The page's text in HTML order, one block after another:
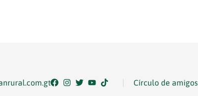
Círculo de amigos